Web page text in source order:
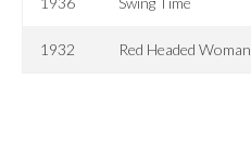
1932 Red Headed Woman